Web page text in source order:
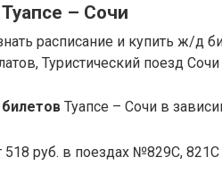
– Сочи
расписание и купить ж/д
Туристический поезд
Туапсе – Сочи в
518 руб. в поездах №829С, 821С